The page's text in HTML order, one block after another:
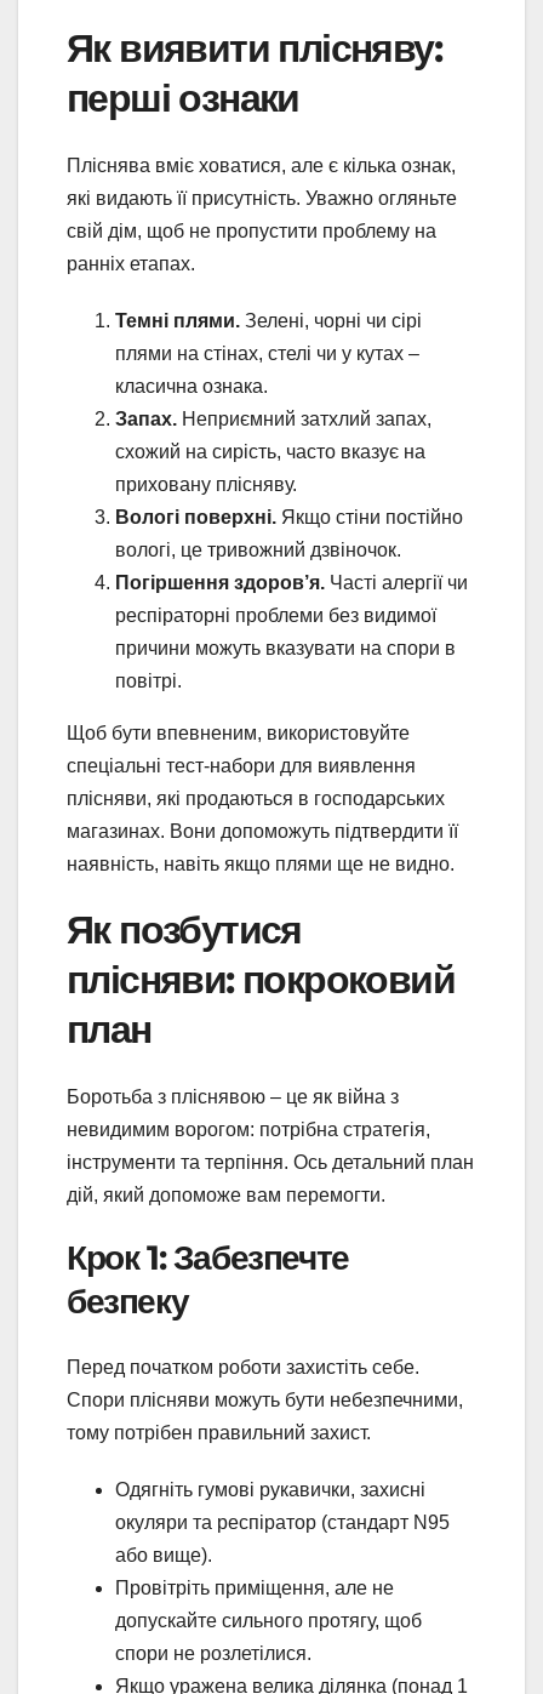
Як виявити плісняву:
перші ознаки
Пліснява вміє ховатися, але є кілька ознак,
які видають її присутність. Уважно огляньте
свій дім, щоб не пропустити проблему на
ранніх етапах.
Темні плями. Зелені, чорні чи сірі
плями на стінах, стелі чи у кутах –
класична ознака.
Запах. Неприємний затхлий запах,
схожий на сирість, часто вказує на
приховану плісняву.
Вологі поверхні. Якщо стіни постійно
вологі, це тривожний дзвіночок.
Погіршення здоров’я. Часті алергії чи
респіраторні проблеми без видимої
причини можуть вказувати на спори в
повітрі.
Щоб бути впевненим, використовуйте
спеціальні тест-набори для виявлення
плісняви, які продаються в господарських
магазинах. Вони допоможуть підтвердити її
наявність, навіть якщо плями ще не видно.
Як позбутися
плісняви: покроковий
план
Боротьба з пліснявою – це як війна з
невидимим ворогом: потрібна стратегія,
інструменти та терпіння. Ось детальний план
дій, який допоможе вам перемогти.
Крок 1: Забезпечте
безпеку
Перед початком роботи захистіть себе.
Спори плісняви можуть бути небезпечними,
тому потрібен правильний захист.
Одягніть гумові рукавички, захисні
окуляри та респіратор (стандарт N95
або вище).
Провітріть приміщення, але не
допускайте сильного протягу, щоб
спори не розлетілися.
Якщо уражена велика ділянка (понад 1